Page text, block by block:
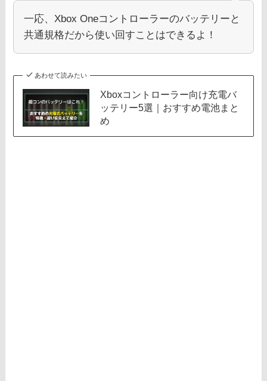
一応、Xbox Oneコントローラーのバッテリーと
共通規格だから使い回すことはできるよ！
あわせて読みたい
Xboxコントローラー向け充電バ
ッテリー5選｜おすすめ電池まと
め